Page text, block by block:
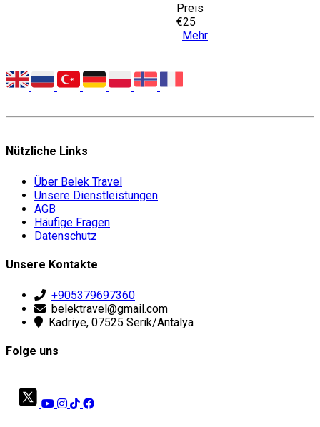
Preis
€25
Mehr
Nützliche Links
Über Belek Travel
Unsere Dienstleistungen
AGB
Häufige Fragen
Datenschutz
Unsere Kontakte
+905379697360
belektravel@gmail.com
Kadriye, 07525 Serik/Antalya
Folge uns